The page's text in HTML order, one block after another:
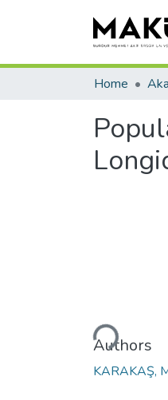
Home
Loading...
Authors
KARAKAŞ,